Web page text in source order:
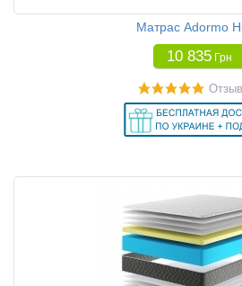
Матрас Adormo
10 835 Грн